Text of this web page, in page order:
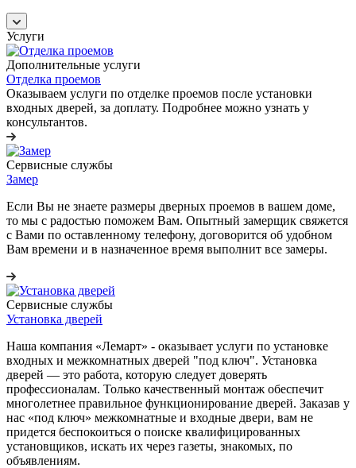
Услуги
Дополнительные услуги
Отделка проемов
Оказываем услуги по отделке проемов после установки
входных дверей, за доплату. Подробнее можно узнать у
консультантов.
Сервисные службы
Замер
Если Вы не знаете размеры дверных проемов в вашем доме,
то мы с радостью поможем Вам. Опытный замерщик свяжется
с Вами по оставленному телефону, договорится об удобном
Вам времени и в назначенное время выполнит все замеры.
Сервисные службы
Установка дверей
Наша компания «Лемарт» - оказывает услуги по установке
входных и межкомнатных дверей "под ключ". Установка
дверей — это работа, которую следует доверять
профессионалам. Только качественный монтаж обеспечит
многолетнее правильное функционирование дверей. Заказав у
нас «под ключ» межкомнатные и входные двери, вам не
придется беспокоиться о поиске квалифицированных
установщиков, искать их через газеты, знакомых, по
объявлениям.